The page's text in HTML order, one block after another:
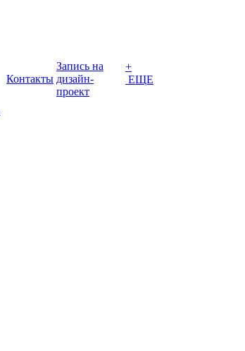
Контакты
Запись на
дизайн-
проект
+
ЕЩЕ